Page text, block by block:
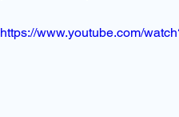
https://www.youtube.com/